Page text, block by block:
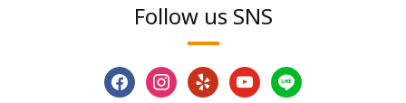
Follow us SNS
facebookinstagram
yelp youtubeline